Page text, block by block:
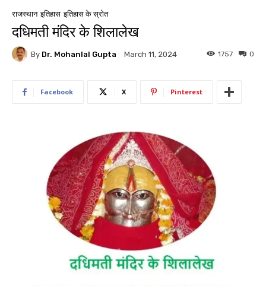
राजस्थान इतिहास इतिहास के स्रोत
दधिमती मंदिर के शिलालेख
By Dr. Mohanlal Gupta March 11, 2024 0
1757
Facebook X Pinterest